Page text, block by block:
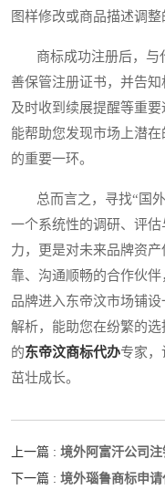
图样修改或商品描述调整
商标成功注册后，与
善保管注册证书，并告
及时收到续展提醒等重
能帮助您发现市场上潜
的重要一环。
总而言之，寻找“国外
一个系统性的调研、评
力，更是对未来品牌资
靠、沟通顺畅的合作伙
品牌进入东帝汶市场铺
解析，能助您在纷繁的
的东帝汶商标代办专家，
茁壮成长。
上一篇 : 境外阿富汗公司
下一篇 : 境外瑙鲁商标申